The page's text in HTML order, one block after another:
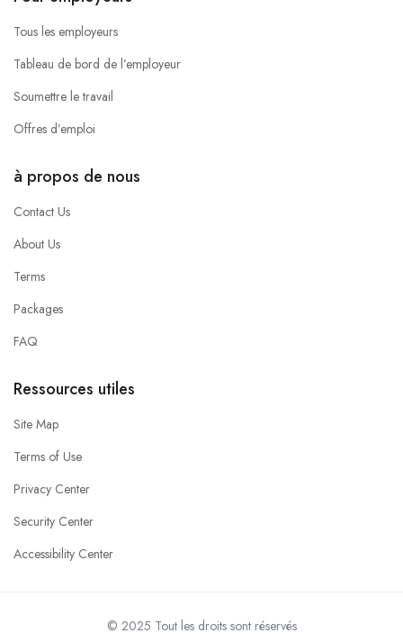
Tous les employeurs
Tableau de bord de l’employeur
Soumettre le travail
Offres d’emploi
à propos de nous
Contact Us
About Us
Terms
Packages
FAQ
Ressources utiles
Site Map
Terms of Use
Privacy Center
Security Center
Accessibility Center
© 2025 Tout les droits sont réservés